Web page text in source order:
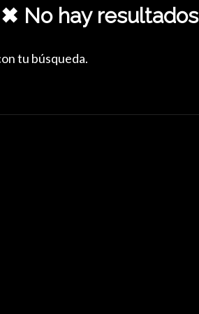
✖ No hay resultados
tu búsqueda.